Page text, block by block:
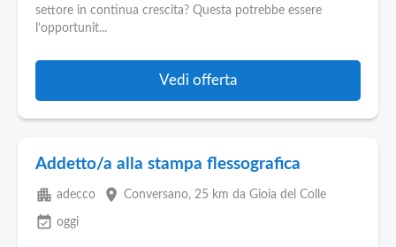
settore in continua crescita? Questa potrebbe essere
l’opportunit...
Vedi offerta
Addetto/a alla stampa flessografica
apartment adecco place Conversano, 25 km da Gioia del Colle
event_available oggi